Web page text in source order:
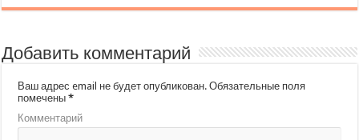
Добавить комментарий
Ваш адрес email не будет опубликован. Обязательные поля
помечены*
Комментарий